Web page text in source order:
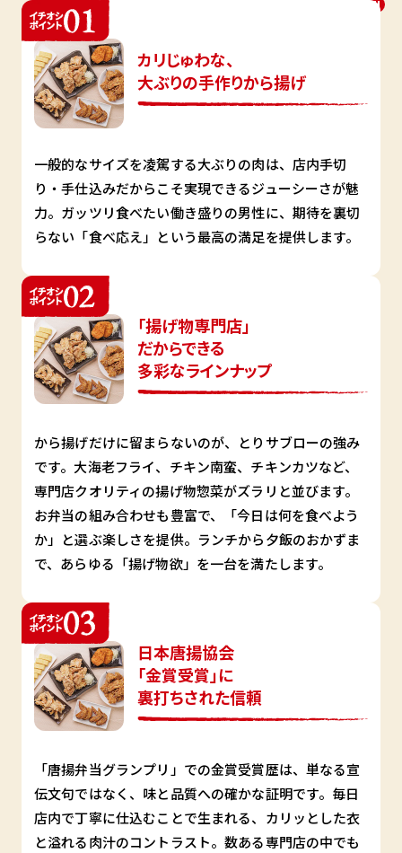
カリじゅわな、
大ぶりの手作りから揚げ
一般的なサイズを凌駕する大ぶりの肉は、店内手切
り・手仕込みだからこそ実現できるジューシーさが魅
力。ガッツリ食べたい働き盛りの男性に、期待を裏切
らない「食べ応え」という最高の満足を提供します。
「揚げ物専門店」
だからできる
多彩なラインナップ
から揚げだけに留まらないのが、とりサブローの強み
です。大海老フライ、チキン南蛮、チキンカツなど、
専門店クオリティの揚げ物惣菜がズラリと並びます。
お弁当の組み合わせも豊富で、「今日は何を食べよう
か」と選ぶ楽しさを提供。ランチから夕飯のおかずま
で、あらゆる「揚げ物欲」を一台を満たします。
日本唐揚協会
「金賞受賞」に
裏打ちされた信頼
「唐揚弁当グランプリ」での金賞受賞歴は、単なる宣
伝文句ではなく、味と品質への確かな証明です。毎日
店内で丁寧に仕込むことで生まれる、カリッとした衣
と溢れる肉汁のコントラスト。数ある専門店の中でも